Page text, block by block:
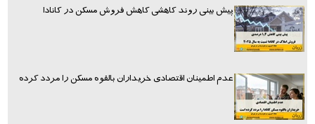
پیش بینی روند کاهشی کاهش فروش مسکن در کانادا
عدم اطمینان اقتصادی خریداران بالقوه مسکن را مردد کرده